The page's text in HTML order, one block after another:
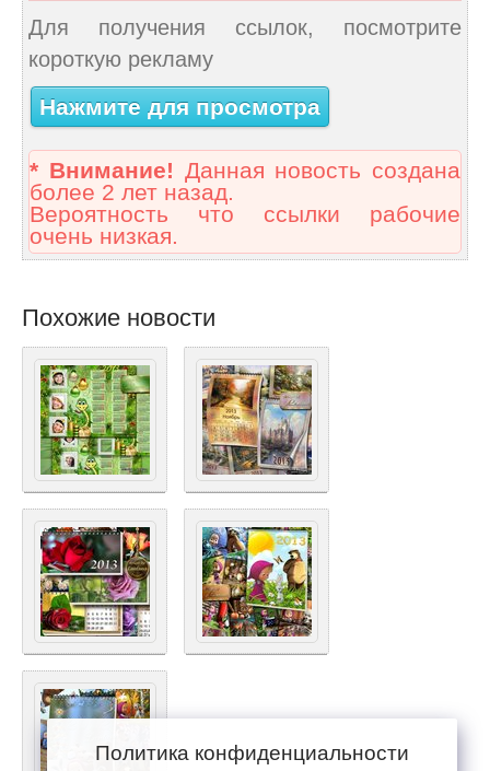
Для получения ссылок, посмотрите
короткую рекламу
Нажмите для просмотра
* Внимание! Данная новость создана
более 2 лет назад.
Вероятность что ссылки рабочие
очень низкая.
Похожие новости
Политика конфиденциальности